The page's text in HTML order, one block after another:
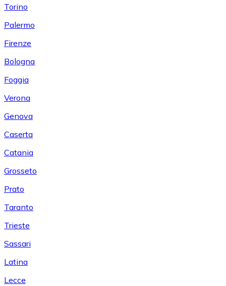
Torino
Palermo
Firenze
Bologna
Foggia
Verona
Genova
Caserta
Catania
Grosseto
Prato
Taranto
Trieste
Sassari
Latina
Lecce